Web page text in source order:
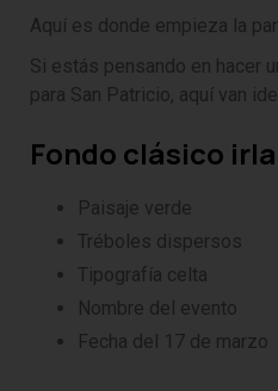
Aquí es donde empieza la
Si estás pensando en hacer
para San Patricio, aquí van
Fondo clásico
Paisaje verde
Tréboles dispersos
Tipografía celta
Nombre del evento
Fecha del 17 de marzo